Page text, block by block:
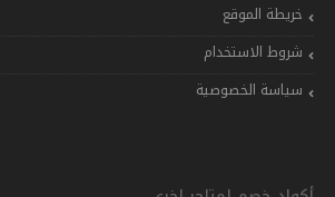
خريطة الموقع
شروط الاستخدام
سياسة الخصوصية